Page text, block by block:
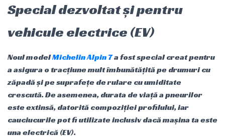
Special dezvoltat și pentru
vehicule electrice (EV)
Noul modelMichelin Alpin 7a fost special creat pentru
a asigura o tracțiune mult îmbunătățită pe drumuri cu
zăpadă și pe suprafețe de rulare cu umiditate
crescută. De asemenea, durata de viață a pneurilor
este extinsă, datorită compoziției profilului, iar
cauciucurile pot fi utilizate inclusiv dacă mașina ta este
una electrică (EV).